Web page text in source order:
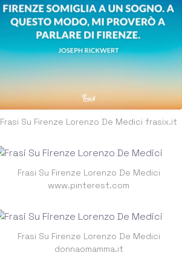
Frasi Su Firenze Lorenzo De Medici frasix.it
Frasi Su Firenze Lorenzo De Medici
www.pinterest.com
Frasi Su Firenze Lorenzo De Medici
donnaomamma.it